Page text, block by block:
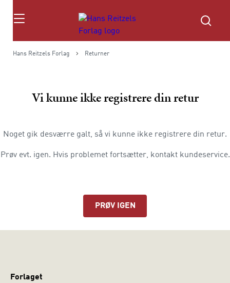
Søg
Hans Reitzels Forlag Returner
Vi kunne ikke registrere din retur
Noget gik desværre galt, så vi kunne ikke registrere din retur.
Prøv evt. igen. Hvis problemet fortsætter, kontakt kundeservice.
PRØV IGEN
Forlaget